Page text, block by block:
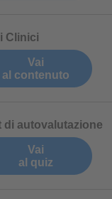
Clinici
Vai
al contenuto
di autovalutazione
Vai
al quiz